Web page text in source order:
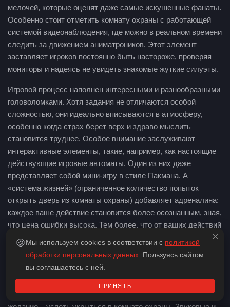
мелочей, которые оценят даже самые искушенные фанаты.
Особенно стоит отметить комнату охраны с работающей
системой видеонаблюдения, где можно в реальном времени
следить за движением аниматроников. Этот элемент
заставляет игроков постоянно быть настороже, проверяя
мониторы и надеясь не увидеть знакомые жуткие силуэты.
Игровой процесс наполнен интересными и разнообразными
головоломками. Хотя задания не отличаются особой
сложностью, они идеально вписываются в атмосферу,
особенно когда страх берет верх и здраво мыслить
становится труднее. Особое внимание заслуживают
интерактивные элементы, такие, например, как настоящие
действующие игровые автоматы. Один из них даже
представляет собой мини-игру в стиле Пакмана. А
«система жизней» (ограниченное количество попыток
открыть дверь из комнаты охраны) добавляет адреналина:
каждое ваше действие становится более осознанным, зная,
что цена ошибки высока. Тем более, что от ваших действий
будет зависеть финал игры.
Перформанс включает элементы стелс-экшена. Появление
персонажей всегда внезапно: шаги аниматроников, их
тяжёлое дыхание и пугающий скрежет механизмов
пронизывают воздух. В такие моменты единственное
×
🍪Мы используем cookies в соответствии с политикой
обработки персональных данных . Пользуясь сайтом
вы соглашаетесь с ней.
ПРИНЯТЬ